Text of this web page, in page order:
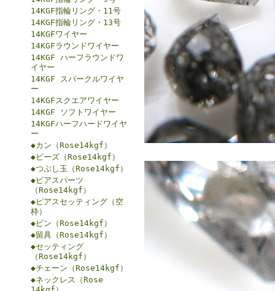
14KGF指輪リング・11号
14KGF指輪リング・13号
14KGFワイヤー
14KGFラウンドワイヤー
14KGF ハーフラウンドワ
イヤー
14KGF スパークルワイヤ
ー
14KGFスクエアワイヤー
14KGF ソフトワイヤー
14KGFハーフハードワイヤ
ー
◆カン（Rose14kgf）
◆ビーズ（Rose14kgf）
◆つぶし玉（Rose14kgf）
◆ピアスパーツ
（Rose14kgf）
◆ピアスセッティング（空
枠）
◆ピン（Rose14kgf）
◆留具（Rose14kgf）
◆セッティング
（Rose14kgf）
◆チェーン（Rose14kgf）
◆ネックレス（Rose